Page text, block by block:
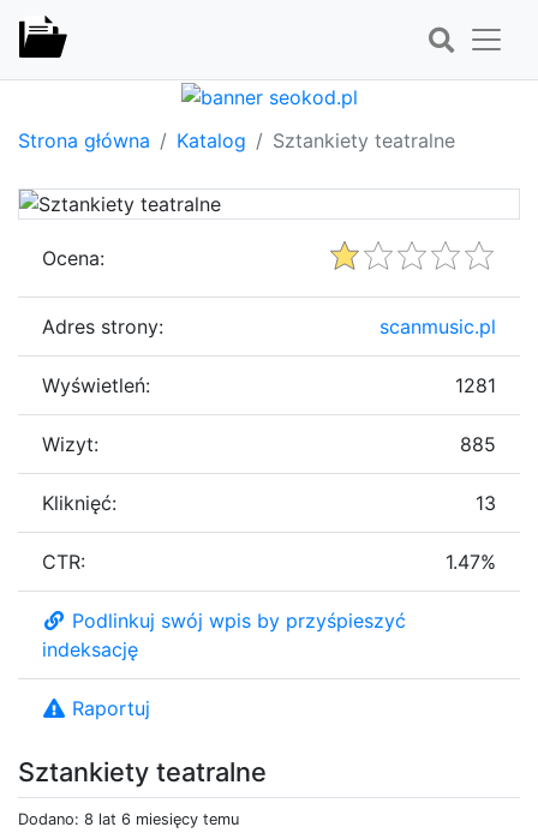
Strona główna Katalog Sztankiety teatralne
Sztankiety teatralne
Dodano: 8 lat 6 miesięcy temu
Ocena:
Adres strony: scanmusic.pl
Wyświetleń: 1281
Wizyt: 885
Kliknięć: 13
CTR: 1.47%
Podlinkuj swój wpis by przyśpieszyć
indeksację
Raportuj